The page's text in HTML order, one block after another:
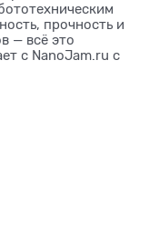
прочность и
— всё это
с NanoJam.ru с